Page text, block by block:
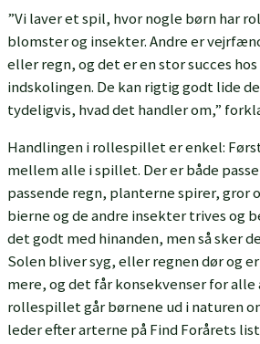
”Vi laver et spil, hvor nogle børn har
blomster og insekter. Andre er
eller regn, og det er en stor succes
indskolingen. De kan rigtig godt lide
tydeligvis, hvad det handler om,”
Handlingen i rollespillet er enkel:
mellem alle i spillet. Der er både
passende regn, planterne spirer, gror
bierne og de andre insekter trives og
det godt med hinanden, men så sker
Solen bliver syg, eller regnen dør og
mere, og det får konsekvenser for alle
rollespillet går børnene ud i naturen
leder efter arterne på Find Forårets